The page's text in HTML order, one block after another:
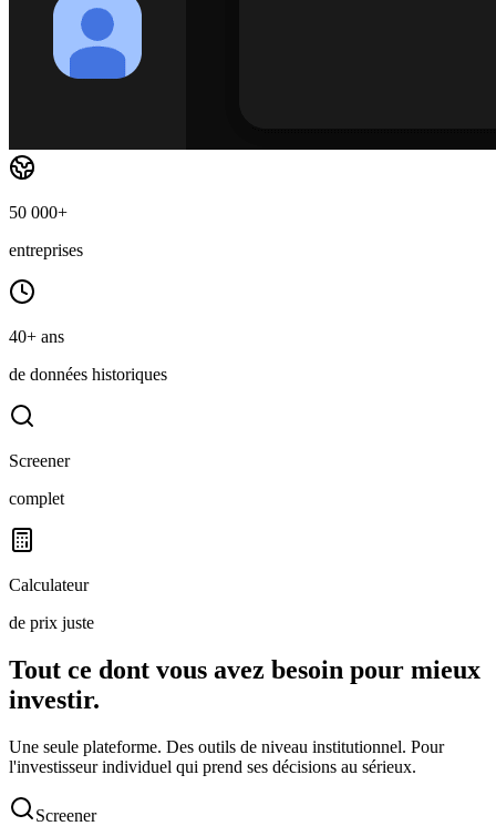
50 000+
entreprises
40+ ans
de données historiques
Screener
complet
Calculateur
de prix juste
Tout ce dont vous avez besoin pour mieux
investir.
Une seule plateforme. Des outils de niveau institutionnel. Pour
l'investisseur individuel qui prend ses décisions au sérieux.
Screener